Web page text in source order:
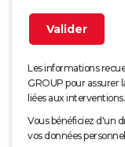
Les informations
GROUP pour assurer
liées aux interventions.
Vous bénéficiez d'un
vos données